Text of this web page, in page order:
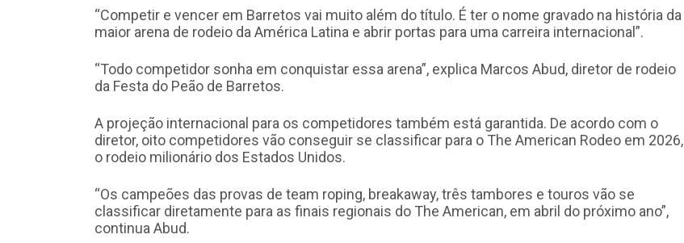
“Competir e vencer em Barretos vai muito além do título. É ter o nome gravado na história da
maior arena de rodeio da América Latina e abrir portas para uma carreira internacional”.
“Todo competidor sonha em conquistar essa arena”, explica Marcos Abud, diretor de rodeio
da Festa do Peão de Barretos.
A projeção internacional para os competidores também está garantida. De acordo com o
diretor, oito competidores vão conseguir se classificar para o The American Rodeo em 2026,
o rodeio milionário dos Estados Unidos.
“Os campeões das provas de team roping, breakaway, três tambores e touros vão se
classificar diretamente para as finais regionais do The American, em abril do próximo ano”,
continua Abud.